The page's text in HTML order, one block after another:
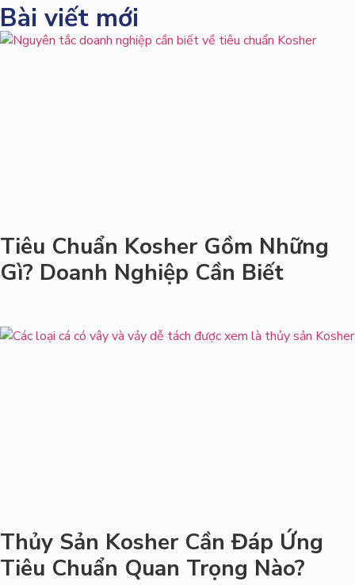
Bài viết mới
Tiêu Chuẩn Kosher Gồm Những
Gì? Doanh Nghiệp Cần Biết
Thủy Sản Kosher Cần Đáp Ứng
Tiêu Chuẩn Quan Trọng Nào?